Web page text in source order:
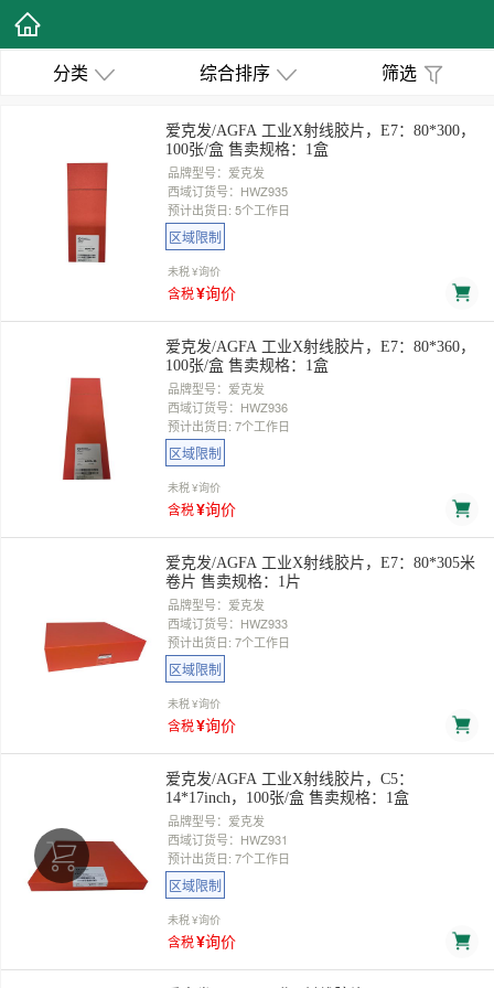
分类 综合排序 筛选
爱克发/AGFA 工业X射线胶片，E7：80*300，
100张/盒 售卖规格：1盒
品牌型号：爱克发
西域订货号：HWZ935
预计出货日: 5个工作日
区域限制
未税¥询价
含税¥询价
爱克发/AGFA 工业X射线胶片，E7：80*360，
100张/盒 售卖规格：1盒
品牌型号：爱克发
西域订货号：HWZ936
预计出货日: 7个工作日
区域限制
未税¥询价
含税¥询价
爱克发/AGFA 工业X射线胶片，E7：80*305米
卷片 售卖规格：1片
品牌型号：爱克发
西域订货号：HWZ933
预计出货日: 7个工作日
区域限制
未税¥询价
含税¥询价
爱克发/AGFA 工业X射线胶片，C5：
14*17inch，100张/盒 售卖规格：1盒
品牌型号：爱克发
西域订货号：HWZ931
预计出货日: 7个工作日
区域限制
未税¥询价
含税¥询价